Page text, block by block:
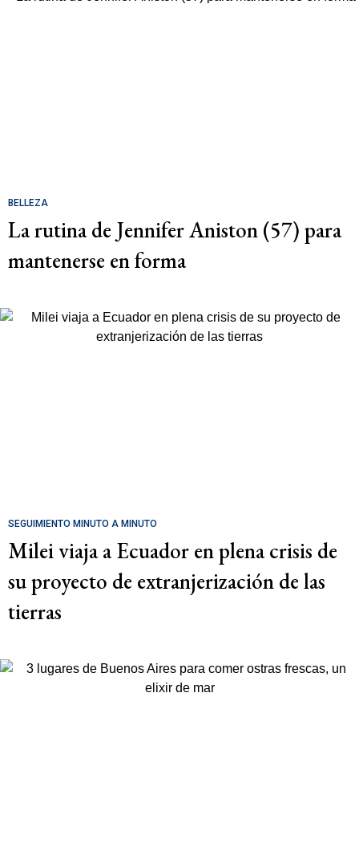
BELLEZA
La rutina de Jennifer Aniston (57) para
mantenerse en forma
SEGUIMIENTO MINUTO A MINUTO
Milei viaja a Ecuador en plena crisis de
su proyecto de extranjerización de las
tierras